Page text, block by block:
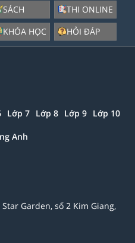
SÁCH
KHÓA HỌC
THI ONLINE
HỎI ĐÁP
Lớp 7 Lớp 8 Lớp 9 Lớp 10
Anh
Garden, số 2 Kim Giang,